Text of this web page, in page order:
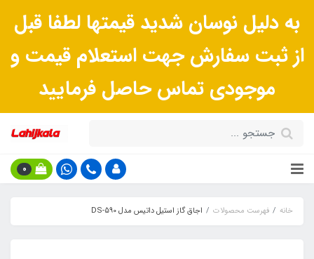
به دلیل نوسان شدید قیمتها لطفا قبل
از ثبت سفارش جهت استعلام قیمت و
موجودی تماس حاصل فرمایید
0
خانه فهرست محصولات اجاق گاز استیل داتیس مدل DS-590